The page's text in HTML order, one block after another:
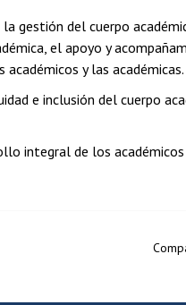
gestión del cuerpo
el apoyo y
y las académicas.
e inclusión del cuerpo
integral de los académicos